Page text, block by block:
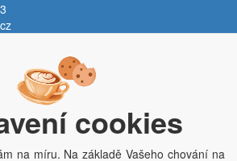
Město
cookies
na míru. Na základě Vašeho chování na